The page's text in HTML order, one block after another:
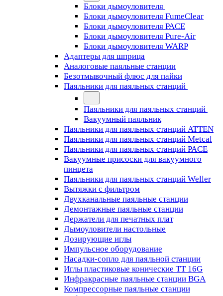
Блоки дымоуловителя
Блоки дымоуловителя FumeClear
Блоки дымоуловителя PACE
Блоки дымоуловителя Pure-Air
Блоки дымоуловителя WARP
Адаптеры для шприца
Аналоговые паяльные станции
Безотмывочный флюс для пайки
Паяльники для паяльных станций
Паяльники для паяльных станций
Вакуумный паяльник
Паяльники для паяльных станций ATTEN
Паяльники для паяльных станций Metcal
Паяльники для паяльных станций PACE
Вакуумные присоски для вакуумного
пинцета
Паяльники для паяльных станций Weller
Вытяжки с фильтром
Двухканальные паяльные станции
Демонтажные паяльные станции
Держатели для печатных плат
Дымоуловители настольные
Дозирующие иглы
Импульсное оборудование
Насадки-сопло для паяльной станции
Иглы пластиковые конические TT 16G
Инфракрасные паяльные станции BGA
Компрессорные паяльные станции